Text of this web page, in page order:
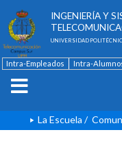
INGENIERÍA Y
UNIVERSIDAD
Intra-Empleados Intra-
La Escuela /